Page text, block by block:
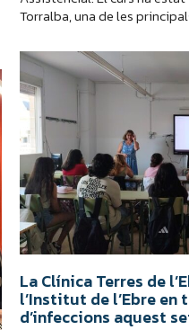
Torralba, una de les
La Clínica Terres de
l’Institut de l’Ebre
d’infeccions aquest